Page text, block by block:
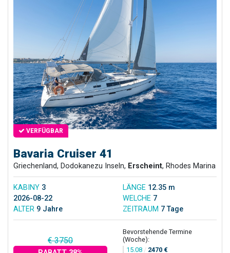
VERFÜGBAR
Bavaria Cruiser 41
Griechenland, Dodokanezu Inseln, Erscheint, Rhodes Marina
KABINY 3 LÄNGE 12.35 m
2026-08-22
WELCHE 7
ALTER 9 Jahre ZEITRAUM 7 Tage
€ 3750
Bevorstehende Termine
(Woche):
15.08 / 2470 €